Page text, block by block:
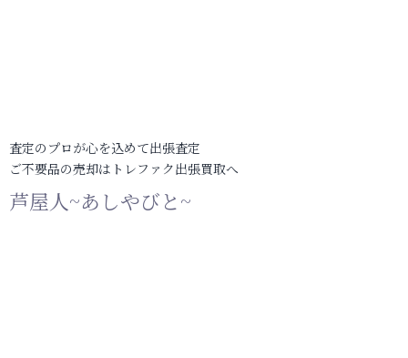
査定のプロが心を込めて出張査定
ご不要品の売却はトレファク出張買取へ
芦屋人~あしやびと~